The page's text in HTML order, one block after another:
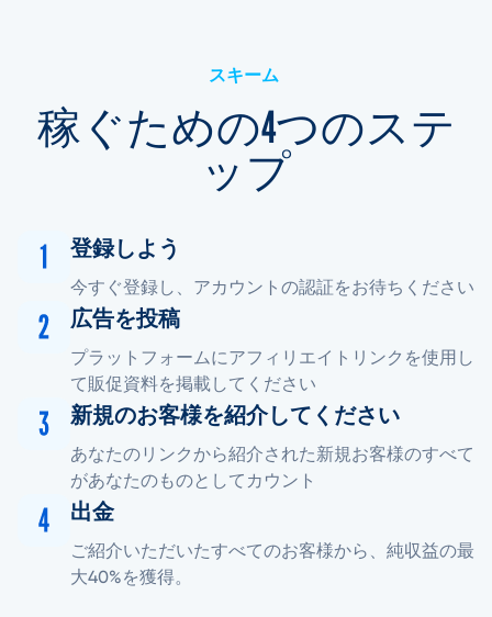
スキーム
稼ぐための4つのステ
ップ
登録しよう
今すぐ登録し、アカウントの認証をお待ちください
広告を投稿
プラットフォームにアフィリエイトリンクを使用し
て販促資料を掲載してください
新規のお客様を紹介してください
あなたのリンクから紹介された新規お客様のすべて
があなたのものとしてカウント
出金
ご紹介いただいたすべてのお客様から、純収益の最
大40%を獲得。